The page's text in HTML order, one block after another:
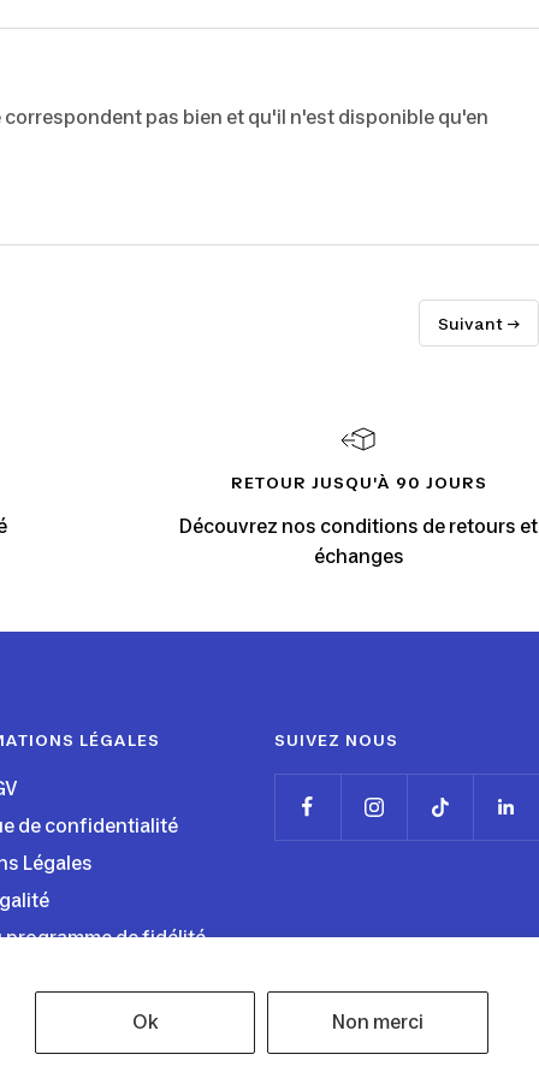
Ok Non merci
pas bien et qu'il n'est disponible qu'en
Suivant →
RETOUR JUSQU'À 90 JOURS
Découvrez nos conditions de retours et
échanges
LÉGALES
de confidentialité
Légales
programme de fidélité
SUIVEZ NOUS